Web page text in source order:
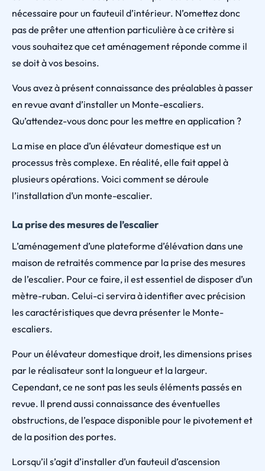
nécessaire pour un fauteuil d’intérieur. N’omettez donc
pas de prêter une attention particulière à ce critère si
vous souhaitez que cet aménagement réponde comme il
se doit à vos besoins.
Vous avez à présent connaissance des préalables à passer
en revue avant d’installer un Monte-escaliers.
Qu’attendez-vous donc pour les mettre en application ?
La mise en place d’un élévateur domestique est un
processus très complexe. En réalité, elle fait appel à
plusieurs opérations. Voici comment se déroule
l’installation d’un monte-escalier.
La prise des mesures de l’escalier
L’aménagement d’une plateforme d’élévation dans une
maison de retraités commence par la prise des mesures
de l’escalier. Pour ce faire, il est essentiel de disposer d’un
mètre-ruban. Celui-ci servira à identifier avec précision
les caractéristiques que devra présenter le Monte-
escaliers.
Pour un élévateur domestique droit, les dimensions prises
par le réalisateur sont la longueur et la largeur.
Cependant, ce ne sont pas les seuls éléments passés en
revue. Il prend aussi connaissance des éventuelles
obstructions, de l’espace disponible pour le pivotement et
de la position des portes.
Lorsqu’il s’agit d’installer d’un fauteuil d’ascension